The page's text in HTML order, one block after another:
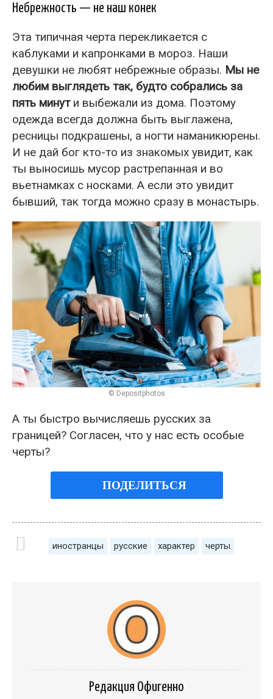
Небрежность — не наш конек
Эта типичная черта перекликается с
каблуками и капронками в мороз. Наши
девушки не любят небрежные образы. Мы не
любим выглядеть так, будто собрались за
пять минути выбежали из дома. Поэтому
одежда всегда должна быть выглажена,
ресницы подкрашены, а ногти наманикюрены.
И не дай бог кто-то из знакомых увидит, как
ты выносишь мусор растрепанная и во
вьетнамках с носками. А если это увидит
бывший, так тогда можно сразу в монастырь.
© Depositphotos
А ты быстро вычисляешь русских за
границей? Согласен, что у нас есть особые
черты?
ПОДЕЛИТЬСЯ
иностранцы русские характер черты
Редакция Офигенно